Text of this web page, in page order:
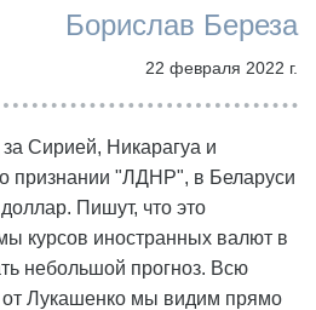
Борислав Береза
22 февраля 2022 г.
Сирией, Никарагуа и
признании "ЛДНР", в Беларуси
Пишут, что это
курсов иностранных валют в
небольшой прогноз. Всю
Лукашенко мы видим прямо